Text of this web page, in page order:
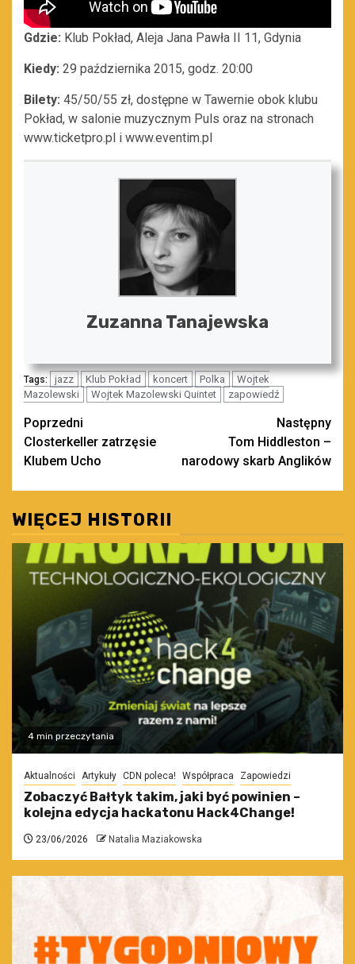
Gdzie: Klub Pokład, Aleja Jana Pawła II 11, Gdynia
Kiedy: 29 października 2015, godz. 20:00
Bilety: 45/50/55 zł, dostępne w Tawernie obok klubu
Pokład, w salonie muzycznym Puls oraz na stronach
www.ticketpro.pl i www.eventim.pl
Zuzanna Tanajewska
Tags: jazz Klub Pokład koncert Polka
Wojtek
Mazolewski
Wojtek Mazolewski Quintet zapowiedź
Zobacz
wpisy
Poprzedni
Closterkeller zatrzęsie
Klubem Ucho
Następny
Tom Hiddleston –
narodowy skarb Anglików
WIĘCEJ HISTORII
4 min przeczytania
Aktualności Artykuły CDN poleca! Współpraca Zapowiedzi
Zobaczyć Bałtyk takim, jaki być powinien –
kolejna edycja hackatonu Hack4Change!
23/06/2026 Natalia Maziakowska